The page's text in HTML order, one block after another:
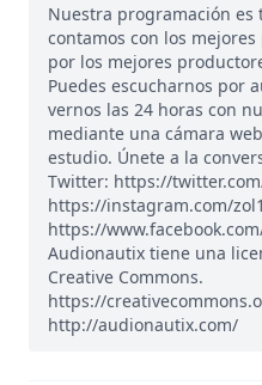
Nuestra programación
contamos con los
por los mejores
Puedes escucharnos por
vernos las 24 horas con
mediante una cámara
estudio. Únete a la
Twitter: https://twitter.com/
https://instagram.com/
https://
Audionautix tiene una
Creative Commons.
https://
http://audionautix.com/